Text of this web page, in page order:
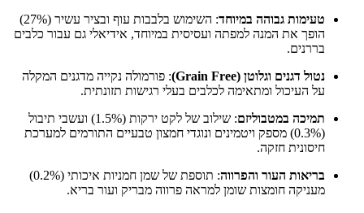
טעימות גבוהה במיוחד
: השימוש בלבבות עוף ובציר עשיר (27%)
הופך את המנה למפתה ועסיסית במיוחד, אידיאלי גם עבור כלבים
בררנים.
נטול דגנים וגלוטן (Grain Free)
: פורמולה נקייה מדגנים המקלה
על העיכול ומתאימה לכלבים בעלי רגישות תזונתית.
תמיכה במטבוליזם
: שילוב של לקט ירקות (1.5%) ועשבי תיבול
(0.3%) מספק ויטמינים ונוגדי חמצון טבעיים התורמים למערכת
חיסונית חזקה.
בריאות העור והפרווה
: תוספת של שמן חמניות איכותי (0.2%)
מעניקה חומצות שומן למראה פרווה מבריק ועור בריא.